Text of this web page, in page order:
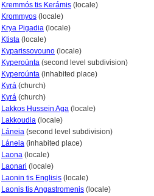
Kremmós tis Kerámis (locale)
Krommyos (locale)
Krya Pigadia (locale)
Ktista (locale)
Kyparissovouno (locale)
Kyperoúnta (second level subdivision)
Kyperoúnta (inhabited place)
Kyr (church)
Kyr (church)
Lakkos Hussein Aga (locale)
Lakkoudia (locale)
Láneia (second level subdivision)
Láneia (inhabited place)
Laona (locale)
Laonari (locale)
Laonin tis Englisis (locale)
Laonis tis Angastromenis (locale)